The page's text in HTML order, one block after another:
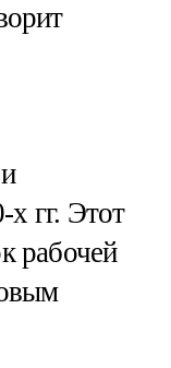
гг. Этот
рабочей